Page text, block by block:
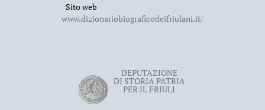
Sito web
www.dizionariobiograficodeifriulani.it/
DEPUTAZIONE
DI STORIA PATRIA
PER IL FRIULI